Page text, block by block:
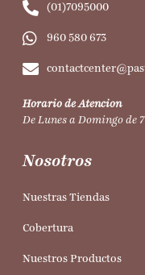
(01)7095000
960 580 673
Horario de Atencion
De Lunes a Domingo de
Nosotros
Nuestras Tiendas
Cobertura
Nuestros Productos